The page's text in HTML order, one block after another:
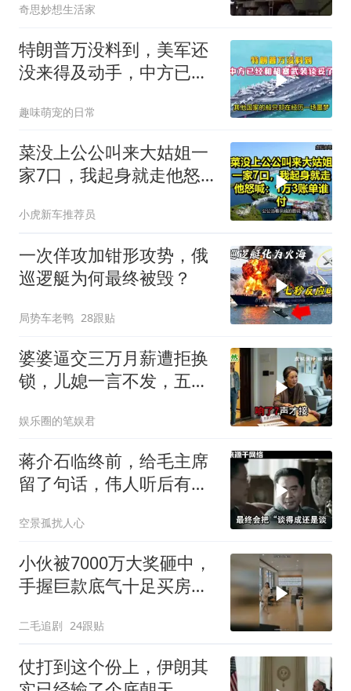
电？
奇思妙想生活家
特朗普万没料到，美军还
没来得及动手，中方已经
趣味萌宠的日常
菜没上公公叫来大姑姐一
家7口，我起身就走他怒
小虎新车推荐员
一次佯攻加钳形攻势，俄
巡逻艇为何最终被毁？
局势车老鸭 28跟贴
婆婆逼交三万月薪遭拒换
锁，儿媳一言不发，五天
娱乐圈的笔娱君
蒋介石临终前，给毛主席
留了句话，伟人听后有什
空景孤扰人心
小伙被7000万大奖砸中，
手握巨款底气十足买房不
二毛追剧 24跟贴
仗打到这个份上，伊朗其